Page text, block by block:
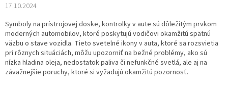
17.10.2024
Symboly na prístrojovej doske, kontrolky v aute sú dôležitým prvkom
moderných automobilov, ktoré poskytujú vodičovi okamžitú spätnú
väzbu o stave vozidla. Tieto svetelné ikony v auta, ktoré sa rozsvietia
pri rôznych situáciách, môžu upozorniť na bežné problémy, ako sú
nízka hladina oleja, nedostatok paliva či nefunkčné svetlá, ale aj na
závažnejšie poruchy, ktoré si vyžadujú okamžitú pozornosť.